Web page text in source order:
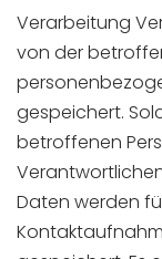
Verarbeitung
von der
gespeichert.
betroffenen
Daten werden